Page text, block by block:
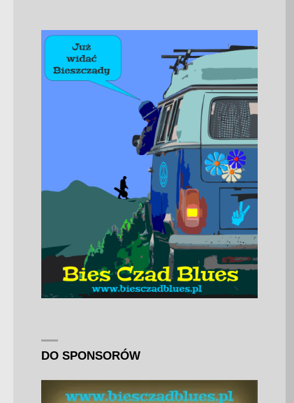
DO SPONSORÓW